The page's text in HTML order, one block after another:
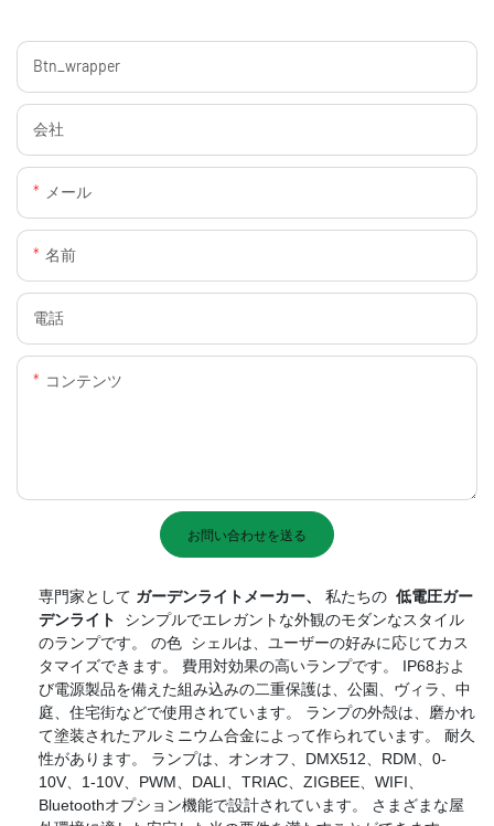
Btn_wrapper
会社
メール
名前
電話
コンテンツ
お問い合わせを送る
専門家として ガーデンライトメーカー、 私たちの 低電圧ガー
デンライト
シンプルでエレガントな外観のモダンなスタイル
のランプです。 の色 シェルは、ユーザーの好みに応じてカス
タマイズできます。 費用対効果の高いランプです。 IP68およ
び電源製品を備えた組み込みの二重保護は、公園、ヴィラ、中
庭、住宅街などで使用されています。 ランプの外殻は、磨かれ
て塗装されたアルミニウム合金によって作られています。 耐久
性があります。 ランプは、オンオフ、DMX512、RDM、0-
10V、1-10V、PWM、DALI、TRIAC、ZIGBEE、WIFI、
Bluetoothオプション機能で設計されています。 さまざまな屋